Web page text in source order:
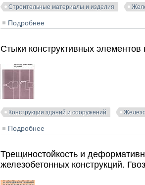
Строительные материалы и изделия
Подробнее
Стыки конструктивных
Конструкции зданий и сооружений
Подробнее
Трещиностойкость и
железобетонных конструкций.